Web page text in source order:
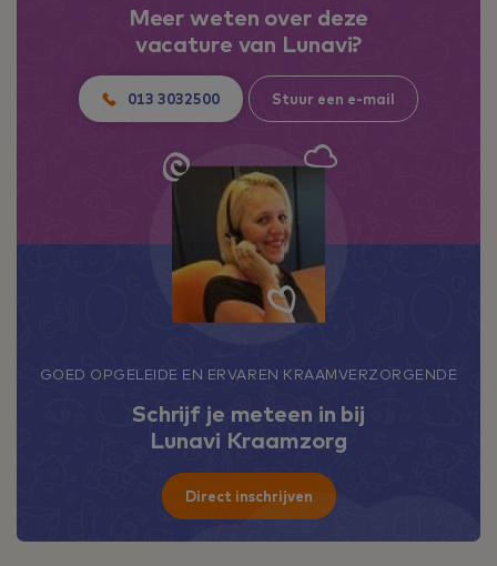
Meer weten over deze
vacature van Lunavi?
013 3032500 Stuur een e-mail
GOED OPGELEIDE EN ERVAREN KRAAMVERZORGENDE
Schrijf je meteen in bij
Lunavi Kraamzorg
Direct inschrijven